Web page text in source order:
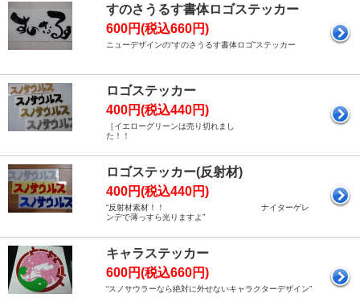
すのさうるす書体ロゴステッカー
600円(税込660円)
ニューデザインの“すのさうるす書体ロゴ”ステッカー
ロゴステッカー
400円(税込440円)
［イエローグリーンは売り切れまし
た！！
ロゴステッカー(反射材)
400円(税込440円)
“反射材素材！！ ナイターゲレ
ンデで薄っすら光りますよ”
キャラステッカー
600円(税込660円)
“スノサウラーなら絶対に外せないキャラクターデザイン”